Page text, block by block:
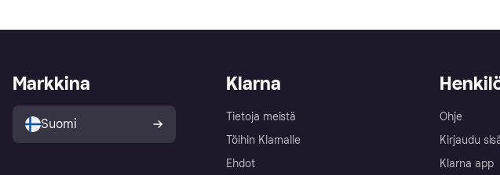
Klarna
Tietoja meistä
Töihin Klarnalle
Ehdot
Ohje
Kirjaudu
Klarna app
Markkina
Suomi